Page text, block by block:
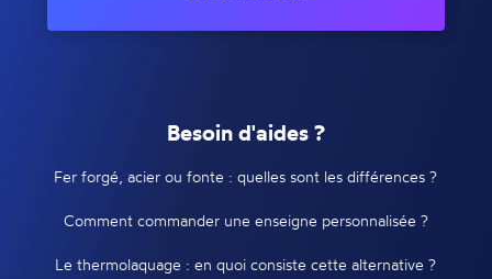
Besoin d'aides ?
Fer forgé, acier ou fonte : quelles sont les différences ?
Comment commander une enseigne personnalisée ?
Le thermolaquage : en quoi consiste cette alternative ?